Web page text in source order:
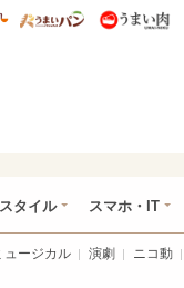
ニー特集
うまいめし うまいパン
タイル スマホ・IT
ュージカル 演劇 ニコ動